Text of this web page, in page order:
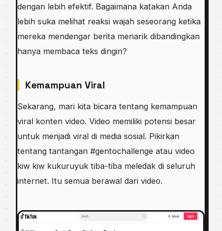
dengan lebih efektif. Bagaimana katakan Anda
lebih suka melihat reaksi wajah seseorang ketika
mereka mendengar berita menarik dibandingkan
hanya membaca teks dingin?
Kemampuan Viral
Sekarang, mari kita bicara tentang kemampuan
viral konten video. Video memiliki potensi besar
untuk menjadi viral di media sosial. Pikirkan
tentang tantangan #gentochallenge atau video
kiw kiw kukuruyuk tiba-tiba meledak di seluruh
internet. Itu semua berawal dari video.